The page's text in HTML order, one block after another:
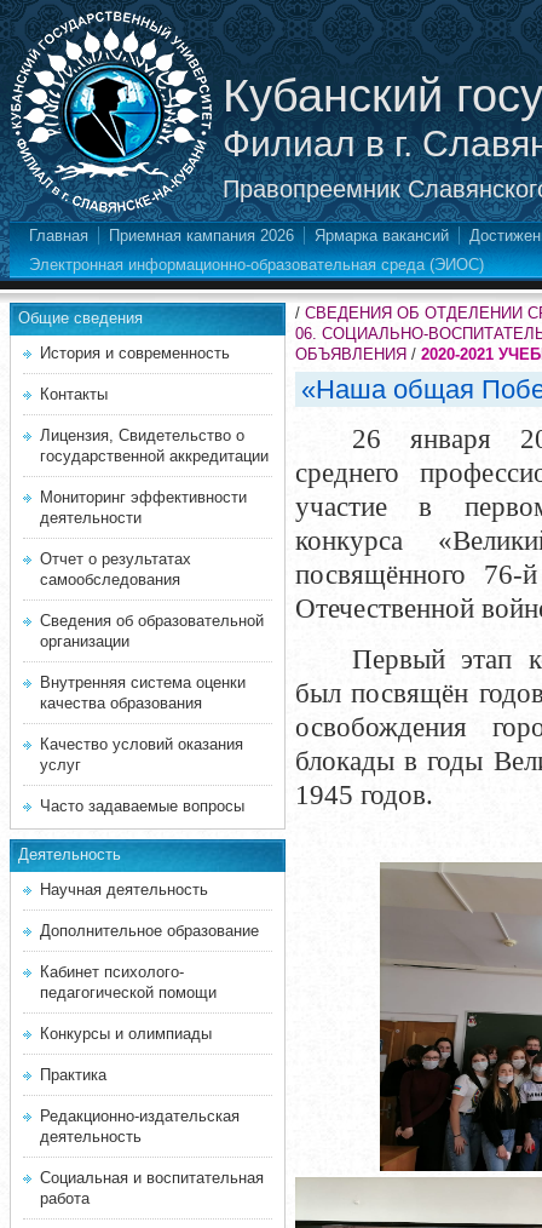
Кубанский
Филиал в г.
Правопреемник
Главная Приемная кампания 2026 Ярмарка вакансий
Электронная информационно-образовательная среда (ЭИОС)
Общие сведения
История и современность
Контакты
Лицензия, Свидетельство о
государственной аккредитации
Мониторинг эффективности
деятельности
Отчет о результатах
самообследования
Сведения об образовательной
организации
Внутренняя система оценки
качества образования
Качество условий оказания
услуг
Часто задаваемые вопросы
Деятельность
Научная деятельность
Дополнительное образование
Кабинет психолого-
педагогической помощи
Конкурсы и олимпиады
Практика
Редакционно-издательская
деятельность
Социальная и воспитательная
работа
/ СВЕДЕНИЯ ОБ ОТДЕЛЕНИИ
06. СОЦИАЛЬНО-
ОБЪЯВЛЕНИЯ / 2020-2021
«Наша общая
26 января
среднего
участие в
конкурса
посвящённого
Отечественной
Первый этап
был посвящён
освобождения
блокады в годы
1945 годов.